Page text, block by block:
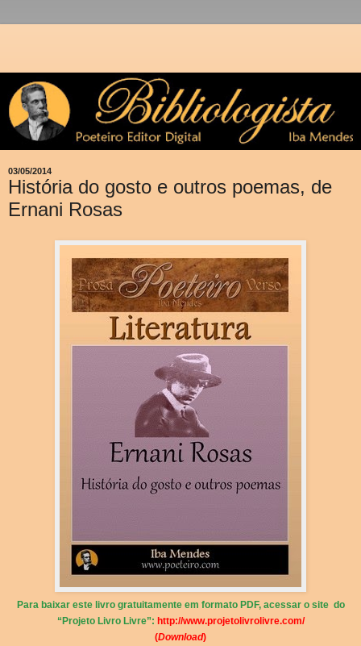
03/05/2014
História do gosto e outros poemas, de
Ernani Rosas
Para baixar este livro gratuitamente em formato PDF, acessar o site do
“Projeto Livro Livre”: http://www.projetolivrolivre.com/
(Download)